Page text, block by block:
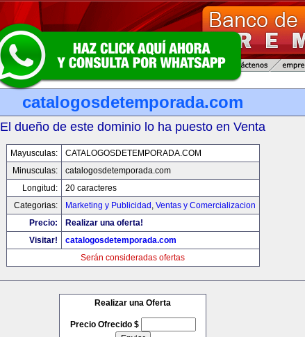
catalogosdetemporada.com
El dueño de este dominio lo ha puesto en Venta
Mayusculas:
CATALOGOSDETEMPORADA.COM
Minusculas:
catalogosdetemporada.com
Longitud:
20 caracteres
Categorias:
Marketing y Publicidad , Ventas y Comercializacion
Precio:
Realizar una oferta!
Visitar!
catalogosdetemporada.com
Serán consideradas ofertas
Realizar una Oferta
Precio Ofrecido $